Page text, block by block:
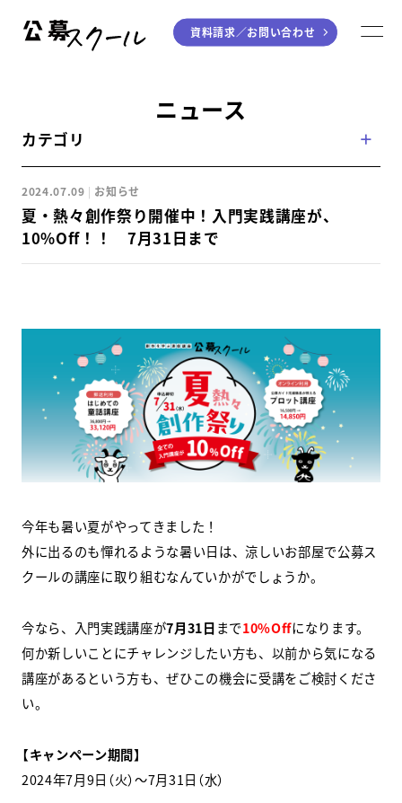
ジャンルから探す
小説
エッセイ
童話
ライティング
音楽（作詞・作曲）
アート・絵本
デジタル講座
入門・実践講座
個別指南講座
スクールマガジン
コンセプト
受講の流れ
ニュース
資料請求／お問い合わせ
資料請求／お問い合わせ
ニュース
カテゴリ
2024.07.09 お知らせ
夏・熱々創作祭り開催中！入門実践講座が、
10%Off！！ 7月31日まで
今年も暑い夏がやってきました！
外に出るのも憚れるような暑い日は、涼しいお部屋で公募ス
クールの講座に取り組むなんていかがでしょうか。
今なら、入門実践講座が7月31日まで10%Offになります。
何か新しいことにチャレンジしたい方も、以前から気になる
講座があるという方も、ぜひこの機会に受講をご検討くださ
い。
【キャンペーン期間】
2024年7月9日（火）～7月31日（水）